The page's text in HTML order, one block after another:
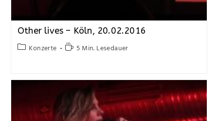
Other lives – Köln, 20.02.2016
Konzerte 5 Min. Lesedauer